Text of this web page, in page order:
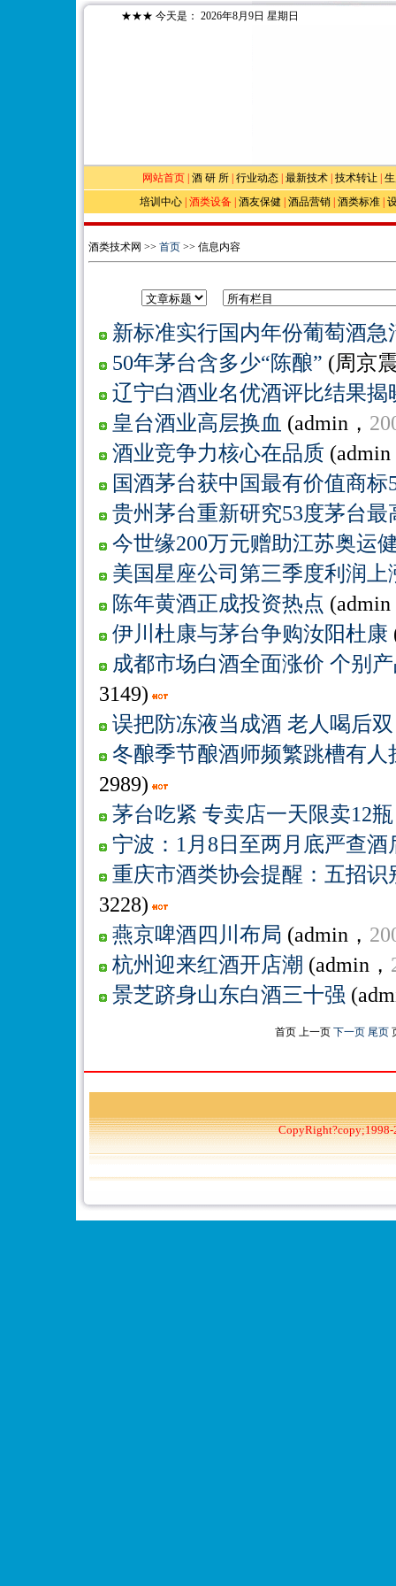
★★★ 今天是： 2026年8月9日 星期日
网站首页 酒 研 所 行业动态 最新技术 技术转让
培训中心 酒类设备 酒友保健 酒品营销 酒类标准
酒类技术网 >> 首页 >> 信息内容
新标准实行国内年份葡萄酒急
50年茅台含多少“陈酿” (周京
辽宁白酒业名优酒评比结果揭
皇台酒业高层换血 (admin，
酒业竞争力核心在品质
国酒茅台获中国最有价值商标
贵州茅台重新研究53度茅台最
今世缘200万元赠助江苏奥运
美国星座公司第三季度利润上
陈年黄酒正成投资热点
伊川杜康与茅台争购汝阳杜康
成都市场白酒全面涨价 个别
3149)
误把防冻液当成酒 老人喝后
冬酿季节酿酒师频繁跳槽有
2989)
茅台吃紧 专卖店一天限卖12瓶
宁波：1月8日至两月底严查酒
重庆市酒类协会提醒：五招识
3228)
燕京啤酒四川布局 (admin，
杭州迎来红酒开店潮 (admin，
景芝跻身山东白酒三十强
首页 上一页 下一页 尾页
CopyRight?copy;1998-